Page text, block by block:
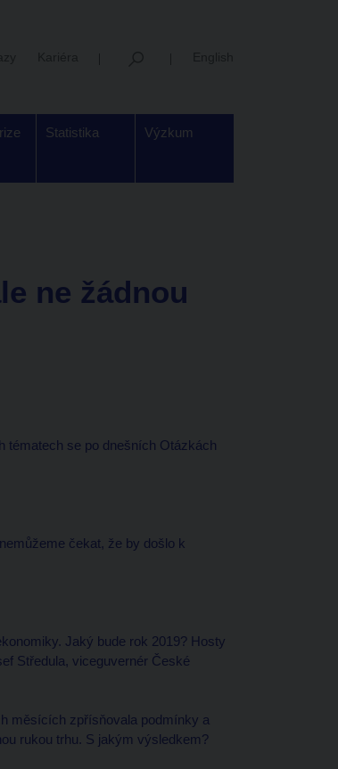
Statistika Výzkum
ne žádnou
tématech se po dnešních Otázkách
čekat, že by došlo k
Jaký bude rok 2019? Hosty
Středula, viceguvernér České
měsících zpřísňovala podmínky a
rukou trhu. S jakým výsledkem?